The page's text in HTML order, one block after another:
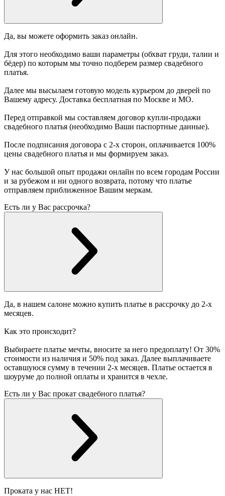
Да, вы можете оформить заказ онлайн.
Для этого необходимо ваши параметры (обхват груди, талии и
бёдер) по которым мы точно подберем размер свадебного
платья.
Далее мы высылаем готовую модель курьером до дверей по
Вашему адресу. Доставка бесплатная по Москве и МО.
Перед отправкой мы составляем договор купли-продажи
свадебного платья (необходимо Ваши паспортные данные).
После подписания договора с 2-х сторон, оплачивается 100%
цены свадебного платья и мы формируем заказ.
У нас большой опыт продажи онлайн по всем городам России
и за рубежом и ни одного возврата, потому что платье
отправляем приближенное Вашим меркам.
Есть ли у Вас рассрочка?
Да, в нашем салоне можно купить платье в рассрочку до 2-х
месяцев.
Как это происходит?
Выбираете платье мечты, вносите за него предоплату! От 30%
стоимости из наличия и 50% под заказ. Далее выплачиваете
оставшуюся сумму в течении 2-х месяцев. Платье остается в
шоуруме до полной оплаты и хранится в чехле.
Есть ли у Вас прокат свадебного платья?
Проката у нас НЕТ!